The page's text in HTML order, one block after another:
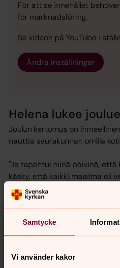
Samtycke
Vi använder kakor
För att se innehållet
för marknadsföring.
Se videon på YouTube i
Ändra inställningar
Helena lukee
Joulun kertomus on
nauttia seurakunnan omilla
"Ja tapahtui niinä päivinä, että
käsky, että kaikki maailma oli
perinteinen jouluevankeliumi.
Jouluevankeliumi, on
seurakuntien
jouluevankelin lukee